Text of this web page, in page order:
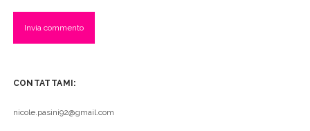
CONTATTAMI:
nicole.pasini92@gmail.com